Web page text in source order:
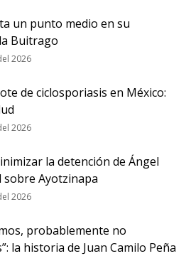
un punto medio en su
Buitrago
2026
de ciclosporiasis en México:
2026
la detención de Ángel
sobre Ayotzinapa
2026
probablemente no
la historia de Juan Camilo Peña